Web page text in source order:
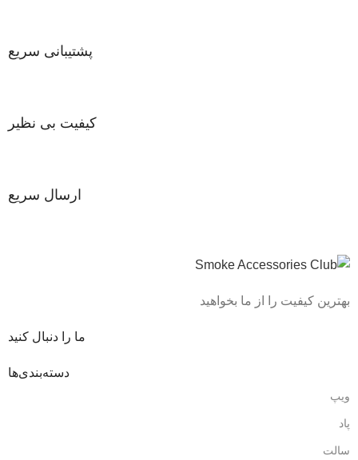
پشتیبانی سریع
کیفیت بی نظیر
ارسال سریع
بهترین کیفیت را از ما بخواهید
ما را دنبال کنید
دسته‌بندی‌ها
ویپ
پاد
سالت